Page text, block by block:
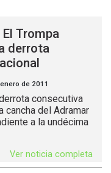
El Trompa
derrota
de 2011
consecutiva
cancha del Adramar
a la undécima
Ver noticia completa